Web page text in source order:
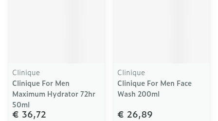
Clinique
Clinique For Men
Maximum Hydrator 72hr
50ml
€ 36,72
Clinique
Clinique For Men Face
Wash 200ml
€ 26,89